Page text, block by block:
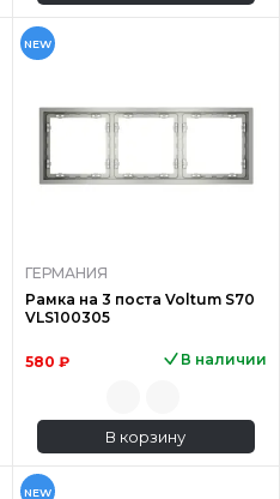
NEW
ГЕРМАНИЯ
Рамка на 3 поста Voltum S70
VLS100305
580 ₽ В наличии
В корзину
NEW